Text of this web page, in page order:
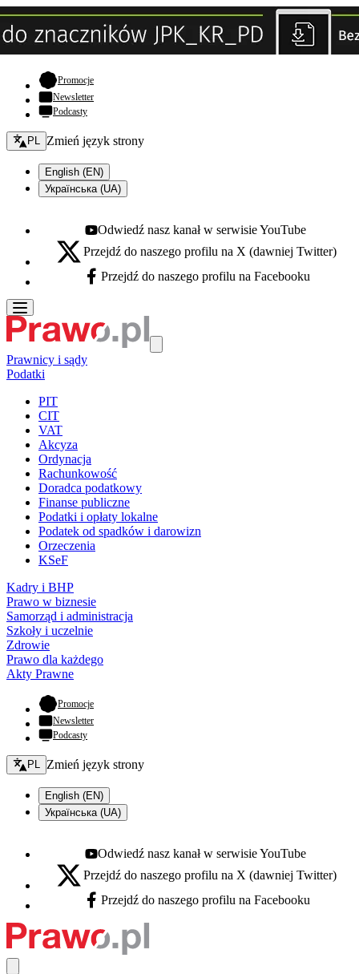
Promocje- otwiera się w nowej karcie
Newsletter
Podcasty
Zmień język - bieżący:
PL Zmień język strony
English (EN)
Українська (UA)
Youtube - otwiera się w nowej karcie
Odwiedź nasz kanał w serwisie YouTube
X - otwiera się w nowej karcie
Przejdź do naszego profilu na X (dawniej Twitter)
Facebook - otwiera się w nowej karcie
Przejdź do naszego profilu na Facebooku
Prawnicy i sądy
Podatki
PIT
CIT
VAT
Akcyza
Ordynacja
Rachunkowość
Doradca podatkowy
Finanse publiczne
Podatki i opłaty lokalne
Podatek od spadków i darowizn
Orzeczenia
KSeF
Kadry i BHP
Prawo w biznesie
Samorząd i administracja
Szkoły i uczelnie
Zdrowie
Prawo dla każdego
Akty Prawne
Promocje- otwiera się w nowej karcie
Newsletter
Podcasty
Zmień język - bieżący:
PL Zmień język strony
English (EN)
Українська (UA)
Youtube - otwiera się w nowej karcie
Odwiedź nasz kanał w serwisie YouTube
X - otwiera się w nowej karcie
Przejdź do naszego profilu na X (dawniej Twitter)
Facebook - otwiera się w nowej karcie
Przejdź do naszego profilu na Facebooku